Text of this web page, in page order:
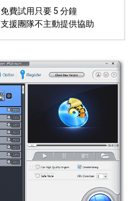
費試用只要 5 分鐘
支援團隊不主動提供協助